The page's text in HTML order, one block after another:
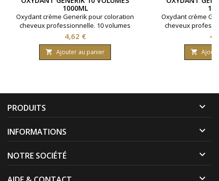
1000ML
Oxydant crème Generik pour coloration
cheveux professionnelle. 10 volumes
contenant 3% d'eau oxygénée. Formule
avec une enrichissement en huile
protectrice reine des près ( limnanthes
alba ).Bouteille contenant 1000 ml.
Prix
4,62 €
 Ajouter au panier
Oxydant crème
cheveux
contenant 6%
avec une
protectrice reine
alba ).Bouteille

PRODUITS 
INFORMATIONS 
NOTRE SOCIÉTÉ 
